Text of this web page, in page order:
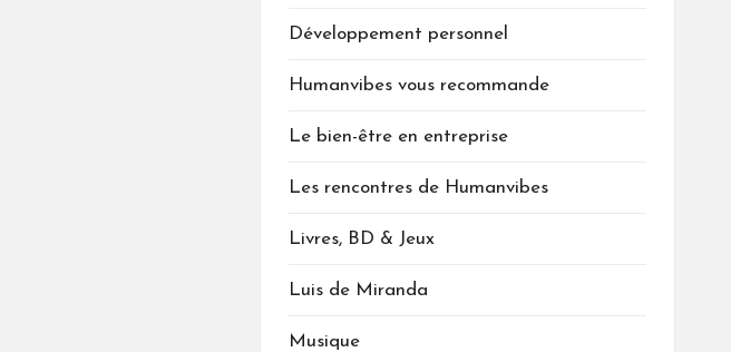
Développement personnel
Humanvibes vous recommande
Le bien-être en entreprise
Les rencontres de Humanvibes
Livres, BD & Jeux
Luis de Miranda
Musique